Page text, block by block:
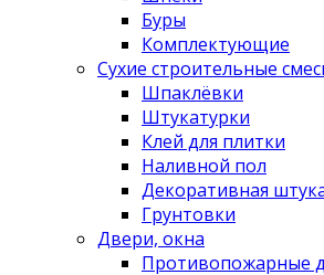
Буры
Комплектующие
Сухие строительные
Шпаклёвки
Штукатурки
Клей для плитки
Наливной пол
Декоративная
Грунтовки
Двери, окна
Противопожарные